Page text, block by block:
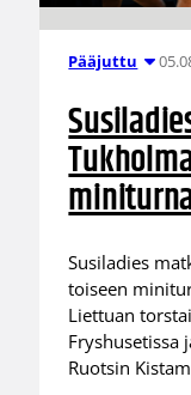
Pääjuttu
Susiladies
toiseen
Liettuan
Fryshusetissa
Ruotsin